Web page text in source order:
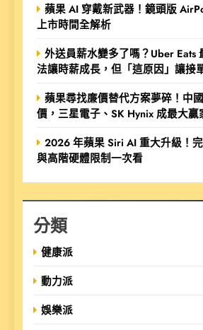
蘋果 AI 穿戴新武器！鏡頭版
上市時間全解析
外送員薪水變多了嗎？Uber Eats
法讓時薪成長，但「這原因」讓接
蘋果尋找廉價替代方案夢碎！中
價，三星電子、SK Hynix 成最大贏
2026 年蘋果 Siri AI 重大升級！
與高階硬體限制一次看
分類
健康派
動力派
娛樂派